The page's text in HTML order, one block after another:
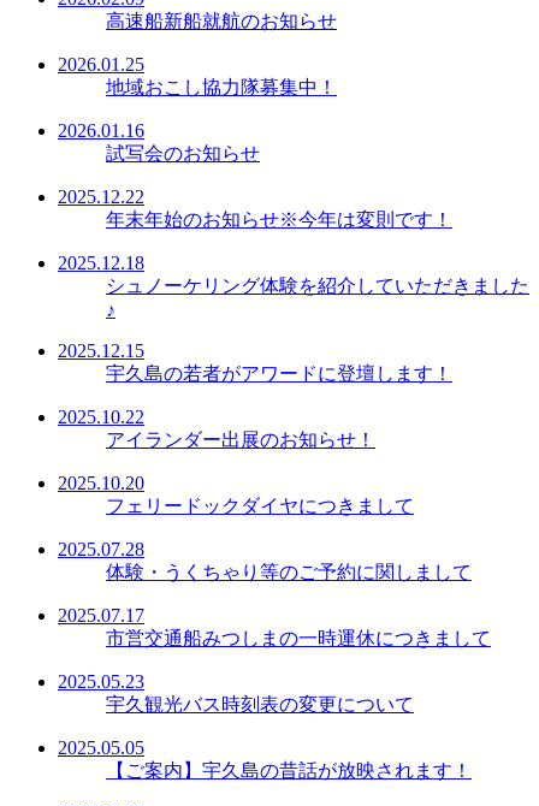
高速船新船就航のお知らせ
2026.01.25
地域おこし協力隊募集中！
2026.01.16
試写会のお知らせ
2025.12.22
年末年始のお知らせ※今年は変則です！
2025.12.18
シュノーケリング体験を紹介していただきました
♪
2025.12.15
宇久島の若者がアワードに登壇します！
2025.10.22
アイランダー出展のお知らせ！
2025.10.20
フェリードックダイヤにつきまして
2025.07.28
体験・うくちゃり等のご予約に関しまして
2025.07.17
市営交通船みつしまの一時運休につきまして
2025.05.23
宇久観光バス時刻表の変更について
2025.05.05
【ご案内】宇久島の昔話が放映されます！